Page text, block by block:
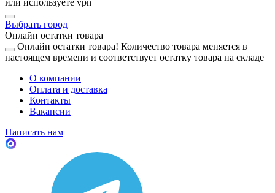
или используете vpn
Выбрать город
Онлайн остатки товара
Онлайн остатки товара! Количество товара меняется в
настоящем времени и соответствует остатку товара на складе
О компании
Оплата и доставка
Контакты
Вакансии
Написать нам